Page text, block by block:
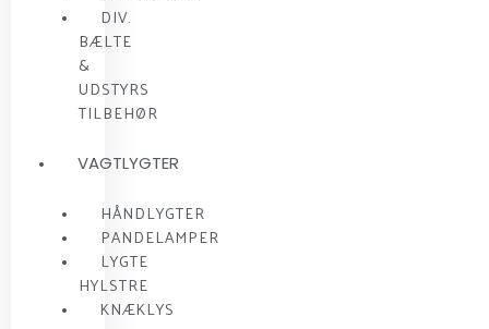
DIV.
BÆLTE
&
UDSTYRS
TILBEHØR
VAGTLYGTER
HÅNDLYGTER
PANDELAMPER
LYGTE
HYLSTRE
KNÆKLYS